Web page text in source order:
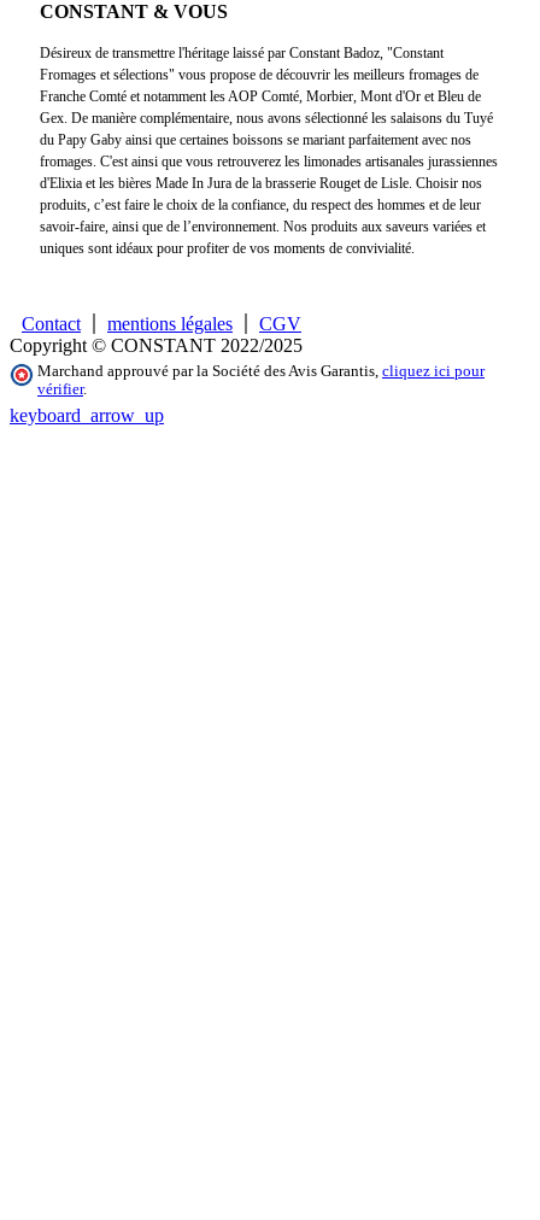
CONSTANT & VOUS
Désireux de transmettre l'héritage laissé par Constant Badoz, "Constant
Fromages et sélections" vous propose de découvrir les meilleurs fromages de
Franche Comté et notamment les AOP Comté, Morbier, Mont d'Or et Bleu de
Gex. De manière complémentaire, nous avons sélectionné les salaisons du Tuyé
du Papy Gaby ainsi que certaines boissons se mariant parfaitement avec nos
fromages. C'est ainsi que vous retrouverez les limonades artisanales jurassiennes
d'Elixia et les bières Made In Jura de la brasserie Rouget de Lisle. Choisir nos
produits, c’est faire le choix de la confiance, du respect des hommes et de leur
savoir-faire, ainsi que de l’environnement. Nos produits aux saveurs variées et
uniques sont idéaux pour profiter de vos moments de convivialité.
Contact mentions légales
CGV
Copyright © CONSTANT 2022/2025
Marchand approuvé par la Société des Avis Garantis, cliquez ici pour
vérifier.
keyboard_arrow_up